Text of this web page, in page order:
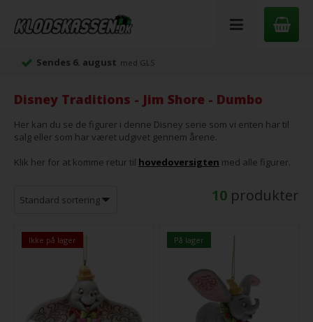
Sendes 6. august med GLS
Disney Traditions - Jim Shore - Dumbo
Her kan du se de figurer i denne Disney serie som vi enten har til
salg eller som har været udgivet gennem årene.
Klik her for at komme retur til hovedoversigten med alle figurer.
10 produkter
Ikke på lager På lager